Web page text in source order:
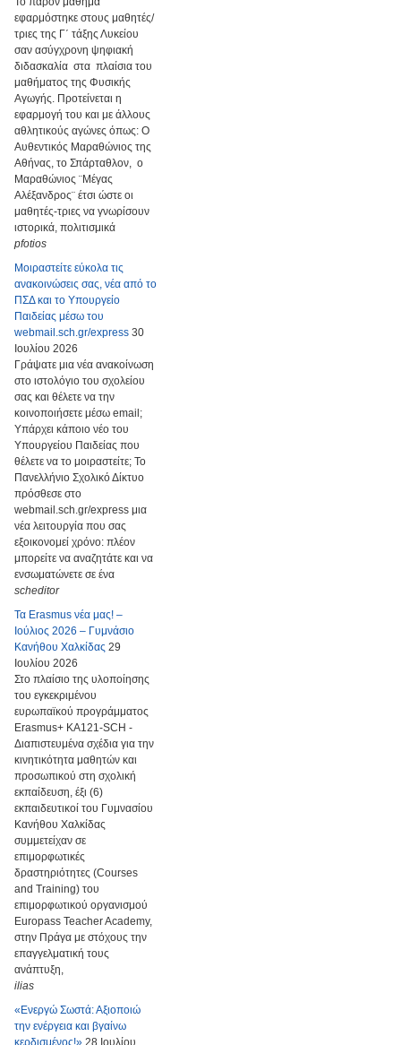
εφαρμόστηκε στους μαθητές/
τριες της Γ΄ τάξης Λυκείου
σαν ασύγχρονη ψηφιακή
διδασκαλία στα πλαίσια του
μαθήματος της Φυσικής
Αγωγής. Προτείνεται η
εφαρμογή του και με άλλους
αθλητικούς αγώνες όπως: Ο
Αυθεντικός Μαραθώνιος της
Αθήνας, το Σπάρταθλον, ο
Μαραθώνιος ¨Μέγας
Αλέξανδρος¨ έτσι ώστε οι
μαθητές-τριες να γνωρίσουν
ιστορικά, πολιτισμικά
pfotios
Μοιραστείτε εύκολα τις
ανακοινώσεις σας, νέα από το
ΠΣΔ και το Υπουργείο
Παιδείας μέσω του
webmail.sch.gr/express 30
Ιουλίου 2026
Γράψατε μια νέα ανακοίνωση
στο ιστολόγιο του σχολείου
σας και θέλετε να την
κοινοποιήσετε μέσω email;
Υπάρχει κάποιο νέο του
Υπουργείου Παιδείας που
θέλετε να το μοιραστείτε; Το
Πανελλήνιο Σχολικό Δίκτυο
πρόσθεσε στο
webmail.sch.gr/express μια
νέα λειτουργία που σας
εξοικονομεί χρόνο: πλέον
μπορείτε να αναζητάτε και να
ενσωματώνετε σε ένα
scheditor
Τα Erasmus νέα μας! –
Ιούλιος 2026 – Γυμνάσιο
Κανήθου Χαλκίδας 29
Ιουλίου 2026
Στο πλαίσιο της υλοποίησης
του εγκεκριμένου
ευρωπαϊκού προγράμματος
Erasmus+ KA121-SCH -
Διαπιστευμένα σχέδια για την
κινητικότητα μαθητών και
προσωπικού στη σχολική
εκπαίδευση, έξι (6)
εκπαιδευτικοί του Γυμνασίου
Κανήθου Χαλκίδας
συμμετείχαν σε
επιμορφωτικές
δραστηριότητες (Courses
and Training) του
επιμορφωτικού οργανισμού
Europass Teacher Academy,
στην Πράγα με στόχους την
επαγγελματική τους
ανάπτυξη,
ilias
«Ενεργώ Σωστά: Αξιοποιώ
την ενέργεια και βγαίνω
κερδισμένος!» 28 Ιουλίου